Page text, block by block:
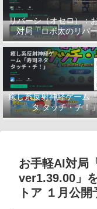
リバーシ（オセロ）：
対局「ロボ太のリバ
Reversi-Lite～」に
癒し系反射神経ゲーム
タ タッチ・チ！
お手軽AI対局
ver1.39.00」
トア １月公開